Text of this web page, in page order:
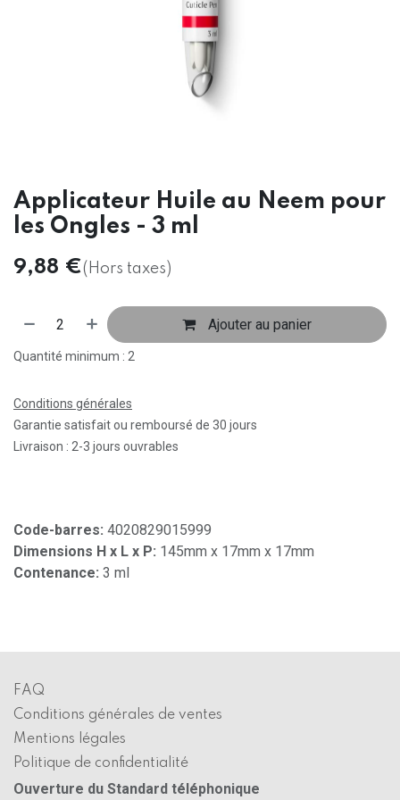
Applicateur Huile au Neem pour
les Ongles - 3 ml
9,88 €(Hors taxes)
Ajouter au panier
Quantité minimum : 2
Conditions générales
Garantie satisfait ou remboursé de 30 jours
Livraison : 2-3 jours ouvrables
Code-barres: 4020829015999
Dimensions H x L x P: 145mm x 17mm x 17mm
Contenance: 3 ml
FAQ
Conditions générales de ventes
Mentions légales
Politique de confidentialité
Ouverture du Standard téléphonique